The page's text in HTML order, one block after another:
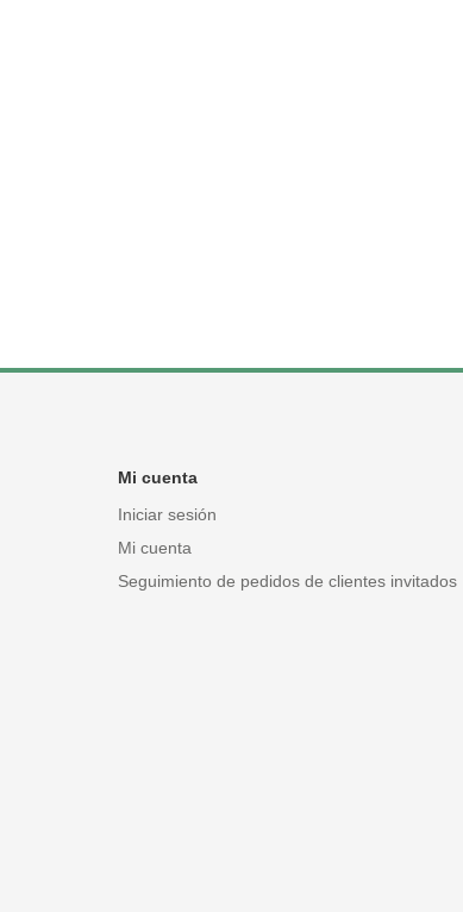
Mi cuenta
Iniciar sesión
Mi cuenta
Seguimiento de pedidos de clientes invitados